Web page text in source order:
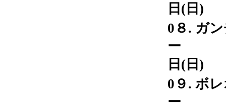
日(日)
0８. ガ
ー
日(日)
0９. ボ
ー